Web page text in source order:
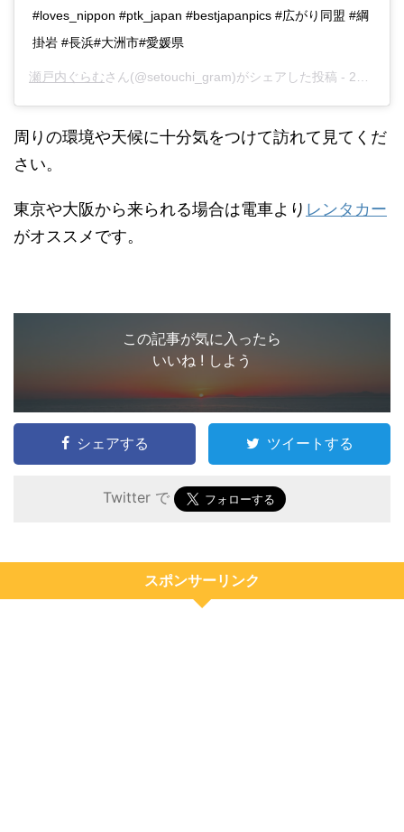
#loves_nippon #ptk_japan #bestjapanpics #広がり同盟 #綱
掛岩 #長浜#大洲市#愛媛県
瀬戸内ぐらむさん(@setouchi_gram)がシェアした投稿 - 2019年 5月月20日午前12時54分PDT
周りの環境や天候に十分気をつけて訪れて見てくだ
さい。
東京や大阪から来られる場合は電車より レンタカー
がオススメです。
この記事が気に入ったら
いいね ! しよう
シェアする ツイートする
Twitter で
スポンサーリンク